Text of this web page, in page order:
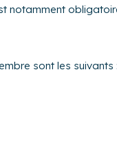
notamment
sont les suivants :